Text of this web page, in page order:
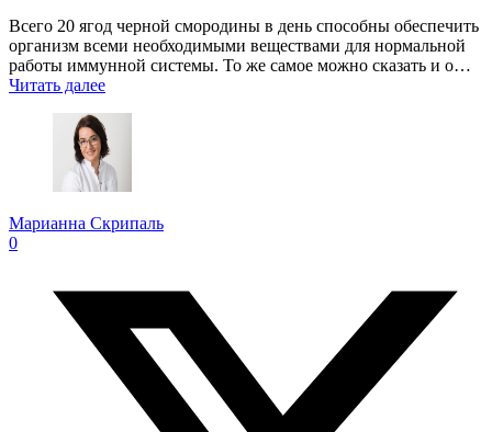
Всего 20 ягод черной смородины в день способны обеспечить
организм всеми необходимыми веществами для нормальной
работы иммунной системы. То же самое можно сказать и о…
Читать далее
Марианна Скрипаль
0